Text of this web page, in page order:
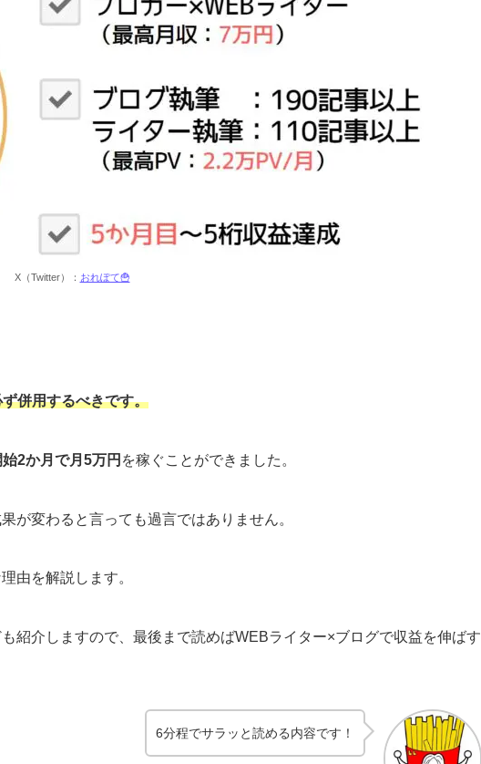
X（Twitter）： おれぽて🍟
併用するべきです。
2か月で月5万円 を稼ぐことができました。
が変わると言っても過言ではありません。
由を解説します。
紹介しますので、最後まで読めばWEBライター×ブログで収益を伸ばす
6分程でサラッと読める内容です ！